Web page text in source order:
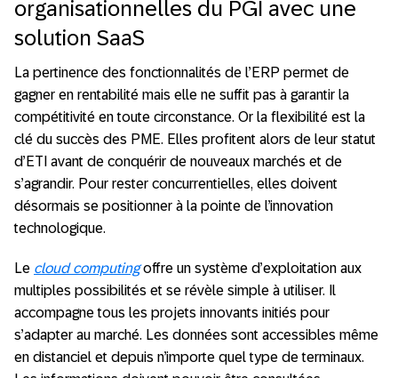
organisationnelles du PGI avec une
solution SaaS
La pertinence des fonctionnalités de l’ERP permet de
gagner en rentabilité mais elle ne suffit pas à garantir la
compétitivité en toute circonstance. Or la flexibilité est la
clé du succès des PME. Elles profitent alors de leur statut
d’ETI avant de conquérir de nouveaux marchés et de
s’agrandir. Pour rester concurrentielles, elles doivent
désormais se positionner à la pointe de l’innovation
technologique.
Le cloud computingoffre un système d’exploitation aux
multiples possibilités et se révèle simple à utiliser. Il
accompagne tous les projets innovants initiés pour
s’adapter au marché. Les données sont accessibles même
en distanciel et depuis n’importe quel type de terminaux.